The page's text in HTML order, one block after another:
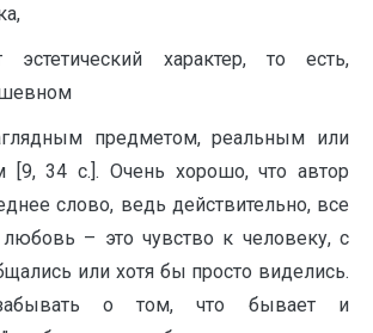
эстетический характер, то есть,
предметом, реальным или
[9, 34 с.]. Очень хорошо, что автор
слово, ведь действительно, все
– это чувство к человеку, с
или хотя бы просто виделись.
о том, что бывает и